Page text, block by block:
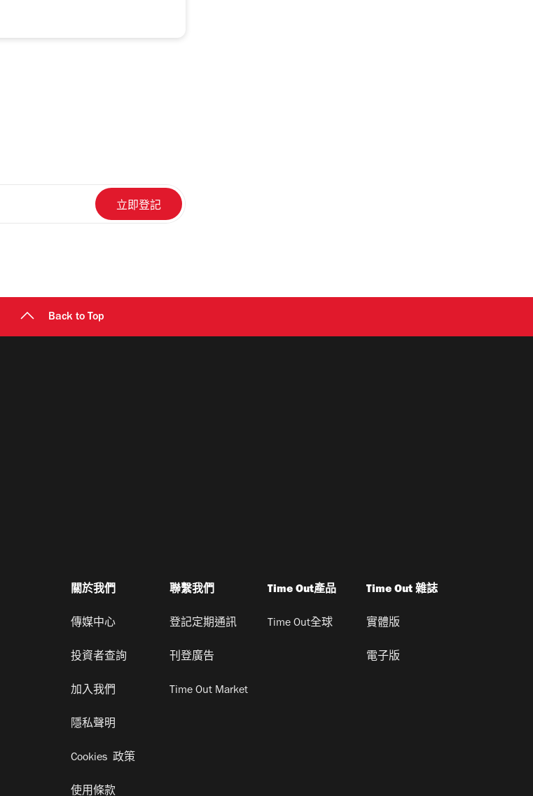
Back to Top
關於我們
傳媒中心
投資者查詢
加入我們
隱私聲明
Cookies 政策
使用條款
聯繫我們
登記定期通訊
刊登廣告
Time Out Market
Time Out產品
Time Out全球
Time Out 雜誌
實體版
電子版